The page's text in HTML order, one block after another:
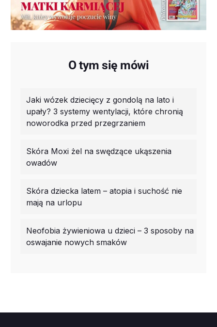
O tym się mówi
Jaki wózek dziecięcy z gondolą na lato i
upały? 3 systemy wentylacji, które chronią
noworodka przed przegrzaniem
Skóra Moxi żel na swędzące ukąszenia
owadów
Skóra dziecka latem – atopia i suchość nie
mają na urlopu
Neofobia żywieniowa u dzieci – 3 sposoby na
oswajanie nowych smaków